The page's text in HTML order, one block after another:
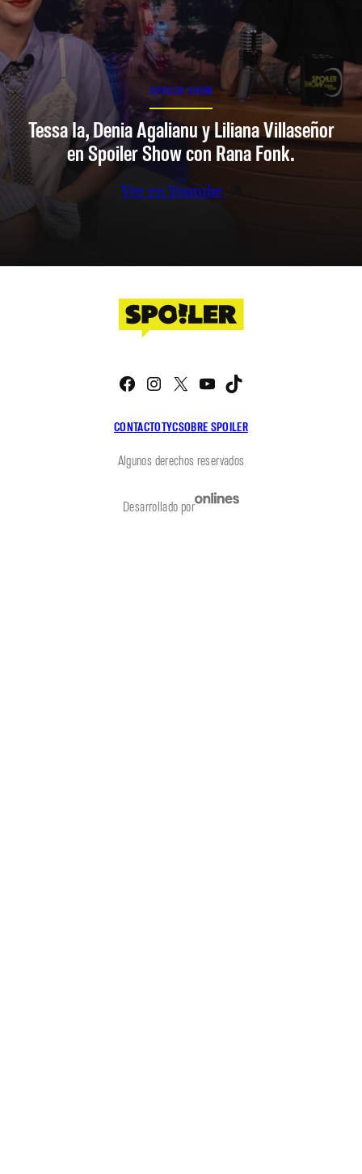
SPOILER SHOW
Tessa Ia, Denia Agalianu y Liliana Villaseñor
en Spoiler Show con Rana Fonk.
Ver en Youtube
CONTACTOTYCSOBRE SPOILER
Facebook
Instagram
X YouTube
Algunos derechos reservados
Desarrollado por